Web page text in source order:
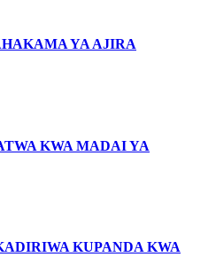
YA AJIRA
KWA MADAI YA
KUPANDA KWA